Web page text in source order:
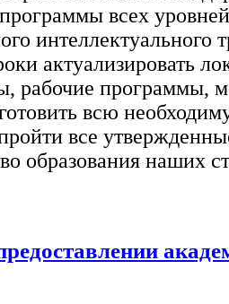
всех
интеллектуального
актуализировать
рабочие программы,
всю
все
образования наших